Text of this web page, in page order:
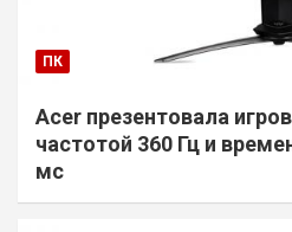
ПК
Acer презентовала
частотой 360 Гц и
мс